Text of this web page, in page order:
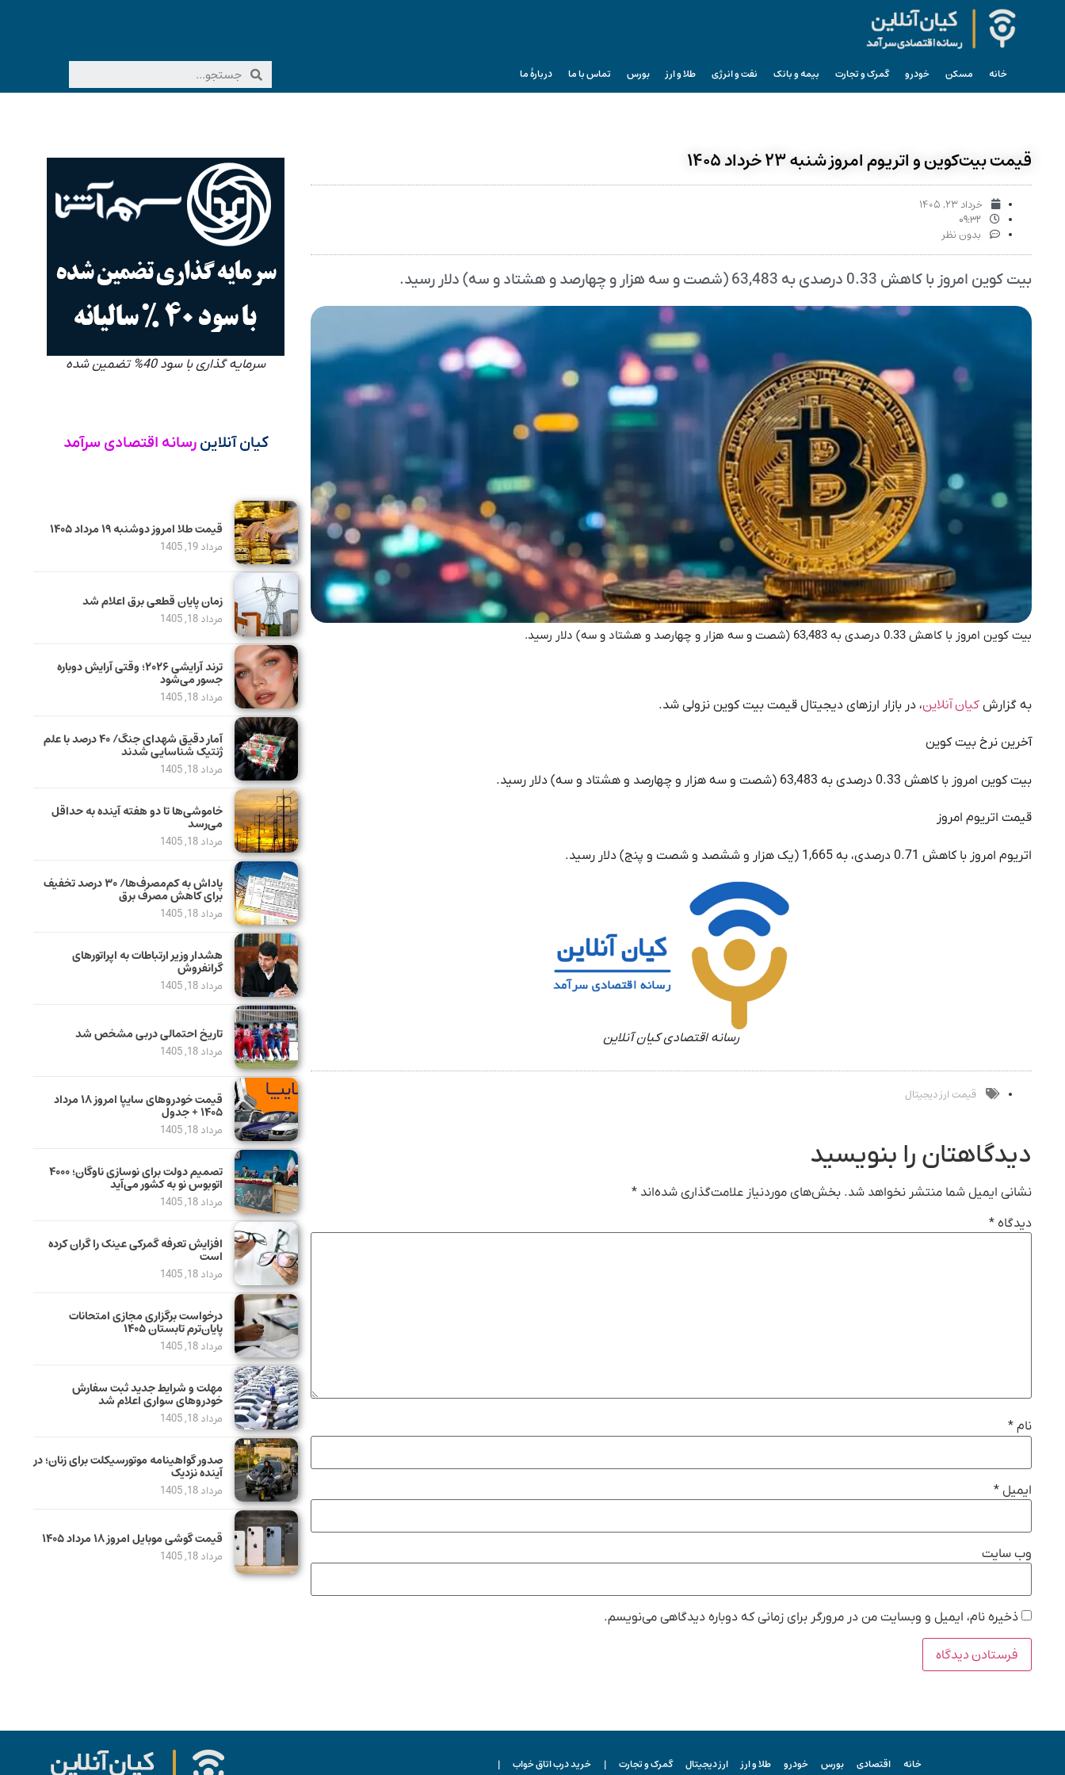
خانه مسکن خودرو گمرک و تجارت بیمه و بانک نفت و انرژی طلا و ارز بورس تماس با ما دربارۀ ما
قیمت بیت‌کوین و اتریوم امروز شنبه ۲۳ خرداد ۱۴۰۵
خرداد ۲۳, ۱۴۰۵
۰۹:۳۲
بدون نظر
بیت کوین امروز با کاهش 0.33 درصدی به 63,483 (شصت و سه هزار و چهارصد و هشتاد و سه) دلار رسید.
بیت کوین امروز با کاهش 0.33 درصدی به 63,483 (شصت و سه هزار و چهارصد و هشتاد و سه) دلار رسید.
به گزارش کیان آنلاین، در بازار ارزهای دیجیتال قیمت بیت کوین نزولی شد.
آخرین نرخ بیت کوین
بیت کوین امروز با کاهش 0.33 درصدی به 63,483 (شصت و سه هزار و چهارصد و هشتاد و سه) دلار رسید.
قیمت اتریوم امروز
اتریوم امروز با کاهش 0.71 درصدی، به 1,665 (یک هزار و ششصد و شصت و پنج) دلار رسید.
رسانه اقتصادی کیان آنلاین
قیمت ارز دیجیتال
دیدگاهتان را بنویسید
نشانی ایمیل شما منتشر نخواهد شد. بخش‌های موردنیاز علامت‌گذاری شده‌اند *
دیدگاه *
نام *
ایمیل *
وب‌ سایت
ذخیره نام، ایمیل و وبسایت من در مرورگر برای زمانی که دوباره دیدگاهی می‌نویسم.
سرمایه گذاری با سود 40% تضمین شده
کیان آنلاین رسانه اقتصادی سرآمد
قیمت طلا امروز دوشنبه ۱۹ مرداد ۱۴۰۵
مرداد 19, 1405
زمان پایان قطعی برق اعلام شد
مرداد 18, 1405
ترند آرایشی ۲۰۲۶؛ وقتی آرایش دوباره
جسور می‌شود
مرداد 18, 1405
آمار دقیق شهدای جنگ/ ۴۰ درصد با علم
ژنتیک شناسایی شدند
مرداد 18, 1405
خاموشی‌ها تا دو هفته آینده به حداقل
می‌رسد
مرداد 18, 1405
پاداش به کم‌مصرف‌ها/ ۳۰ درصد تخفیف
برای کاهش مصرف برق
مرداد 18, 1405
هشدار وزیر ارتباطات به اپراتورهای
گرانفروش
مرداد 18, 1405
تاریخ احتمالی دربی مشخص شد
مرداد 18, 1405
قیمت خودرو‌های سایپا امروز ۱۸ مرداد
۱۴۰۵ + جدول
مرداد 18, 1405
تصمیم دولت برای نوسازی ناوگان؛ ۴۰۰۰
اتوبوس نو به کشور می‌آید
مرداد 18, 1405
افزایش تعرفه گمرکی عینک را گران کرده
است
مرداد 18, 1405
درخواست برگزاری مجازی امتحانات
پایان‌ترم تابستان ۱۴۰۵
مرداد 18, 1405
مهلت و شرایط جدید ثبت سفارش
خودروهای سواری اعلام شد
مرداد 18, 1405
صدور گواهینامه موتورسیکلت برای زنان؛ در
آینده نزدیک
مرداد 18, 1405
قیمت گوشی موبایل امروز ۱۸ مرداد ۱۴۰۵
مرداد 18, 1405
خانه اقتصادی بورس خودرو طلا و ارز ارز دیجیتال گمرک و تجارت | خرید درب اتاق خواب |